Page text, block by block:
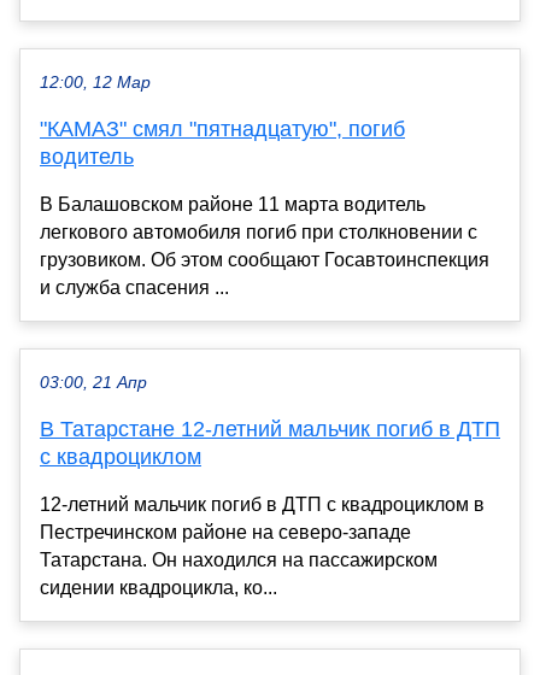
12:00, 12 Мар
"КАМАЗ" смял "пятнадцатую", погиб
водитель
В Балашовском районе 11 марта водитель
легкового автомобиля погиб при столкновении с
грузовиком. Об этом сообщают Госавтоинспекция
и служба спасения ...
03:00, 21 Апр
В Татарстане 12-летний мальчик погиб в ДТП
с квадроциклом
12-летний мальчик погиб в ДТП с квадроциклом в
Пестречинском районе на северо-западе
Татарстана. Он находился на пассажирском
сидении квадроцикла, ко...